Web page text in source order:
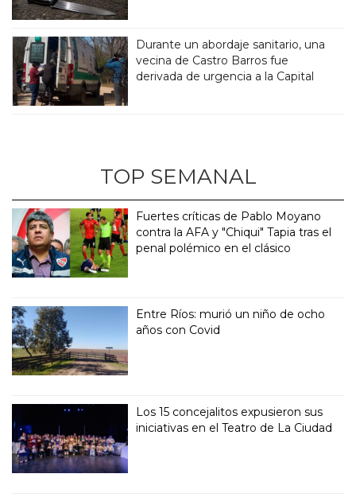
Durante un abordaje sanitario, una
vecina de Castro Barros fue
derivada de urgencia a la Capital
TOP SEMANAL
Fuertes críticas de Pablo Moyano
contra la AFA y "Chiqui" Tapia tras el
penal polémico en el clásico
Entre Ríos: murió un niño de ocho
años con Covid
Los 15 concejalitos expusieron sus
iniciativas en el Teatro de La Ciudad